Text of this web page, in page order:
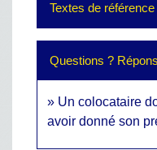
Textes de référence
Questions ?
Un colocataire
avoir donné son